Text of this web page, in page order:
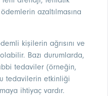
azaltılmasına
kişilerin ağrısını ve
Bazı durumlarda,
tedaviler (örneğin,
tedavilerin etkinliği
ihtiyaç vardır.